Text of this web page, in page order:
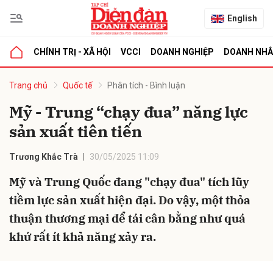
English
CHÍNH TRỊ - XÃ HỘI VCCI DOANH NGHIỆP DOANH
Trang chủ Quốc tế Phân tích - Bình luận
Mỹ - Trung “chạy đua” năng lực
sản xuất tiên tiến
Trương Khắc Trà 30/05/2025 11:09
Mỹ và Trung Quốc đang "chạy đua" tích lũy
tiềm lực sản xuất hiện đại. Do vậy, một thỏa
thuận thương mại để tái cân bằng như quá
khứ rất ít khả năng xảy ra.
luận
Hủy